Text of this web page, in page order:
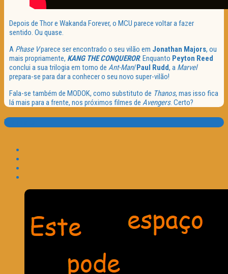
Depois de Thor e Wakanda Forever, o MCU parece voltar a fazer
sentido. Ou quase.
A Phase Vparece ser encontrado o seu vilão em Jonathan Majors, ou
mais propriamente, KANG THE CONQUEROR. Enquanto Peyton Reed
conclui a sua trilogia em torno de Ant-Man/Paul Rudd, a Marvel
prepara-se para dar a conhecer o seu novo super-vilão!
Fala-se também de MODOK, como substituto de Thanos, mas isso fica
lá mais para a frente, nos próximos filmes de Avengers. Certo?
Translate: